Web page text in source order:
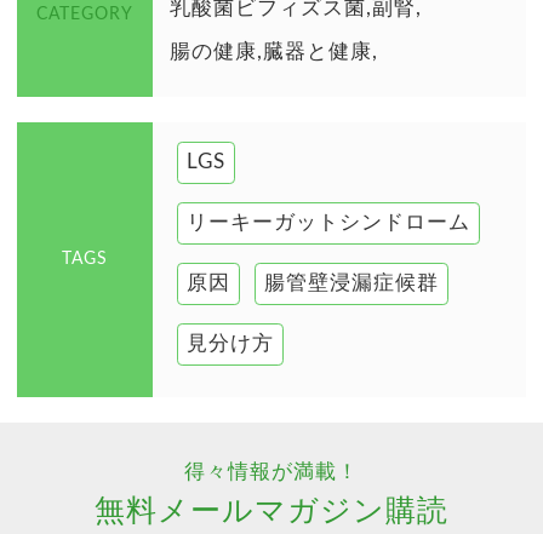
CATEGORY 乳酸菌ビフィズス菌 副腎
腸の健康 臓器と健康
TAGS
LGS
リーキーガットシンドローム
原因 腸管壁浸漏症候群
見分け方
得々情報が満載！
無料メールマガジン購読